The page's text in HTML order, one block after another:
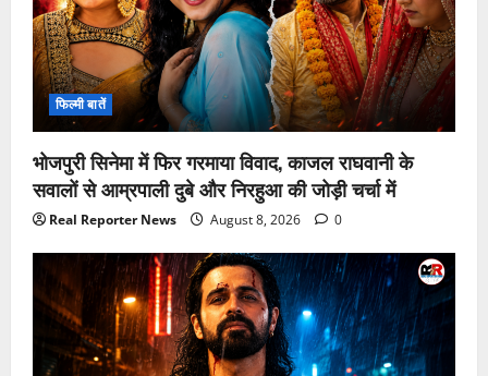
फिल्मी बातें
भोजपुरी सिनेमा में फिर गरमाया विवाद, काजल राघवानी के
सवालों से आम्रपाली दुबे और निरहुआ की जोड़ी चर्चा में
Real Reporter News August 8, 2026 0